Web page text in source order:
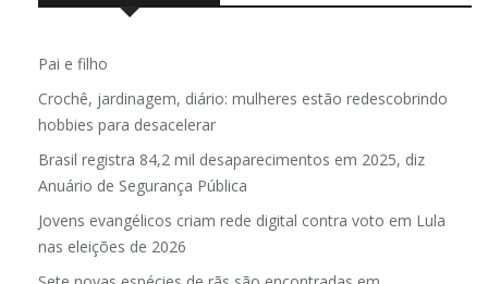
Pai e filho
Crochê, jardinagem, diário: mulheres estão redescobrindo
hobbies para desacelerar
Brasil registra 84,2 mil desaparecimentos em 2025, diz
Anuário de Segurança Pública
Jovens evangélicos criam rede digital contra voto em Lula
nas eleições de 2026